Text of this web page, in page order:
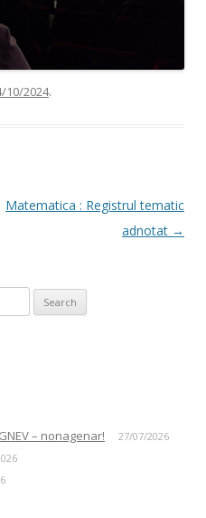
10/2024.
Matematica : Registrul tematic
adnotat →
– nonagenar! 27/07/2026